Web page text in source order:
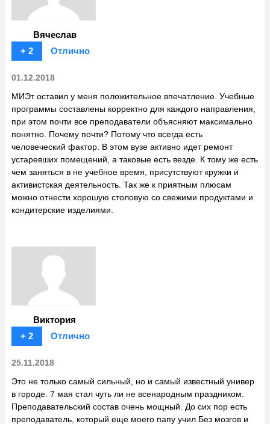
Вячеслав
+ 2
Отлично
01.12.2018
МИЭт оставил у меня положительное впечатление. Учебные
программы составлены корректно для каждого направления,
при этом почти все преподаватели объясняют максимально
понятно. Почему почти? Потому что всегда есть
человеческий фактор. В этом вузе активно идет ремонт
устаревших помещений, а таковые есть везде. К тому же есть
чем заняться в не учебное время, присутствуют кружки и
активистская деятельность. Так же к приятным плюсам
можно отнести хорошую столовую со свежими продуктами и
кондитерские изделиями.
Виктория
+ 2
Отлично
25.11.2018
Это не только самый сильный, но и самый известный универ
в городе. 7 мая стал чуть ли не всенародным праздником.
Преподавательский состав очень мощный. До сих пор есть
преподаватель, который еще моего папу учил.Без мозгов и